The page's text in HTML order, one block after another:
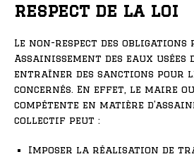
respect de la loi
Le non-respect des
Assainissement des eaux usées
entraîner des sanctions pour
concernés. En effet, le maire
compétente en matière
collectif peut :
Imposer la réalisation de